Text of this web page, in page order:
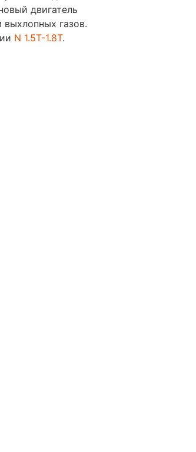
двигатель
газов.
N 1.5T-1.8T.